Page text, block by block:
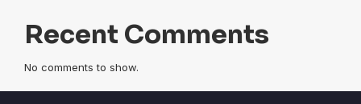
Recent Comments
No comments to show.